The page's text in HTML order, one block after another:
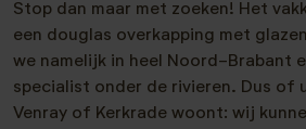
Stop dan maar met zoeken! Het
een douglas overkapping met
we namelijk in heel Noord-Brabant
specialist onder de rivieren. Dus of
Venray of Kerkrade woont: wij